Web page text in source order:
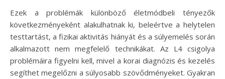
Ezek a problémák különböző életmódbeli tényezők
következményeként alakulhatnak ki, beleértve a helytelen
testtartást, a fizikai aktivitás hiányát és a súlyemelés során
alkalmazott nem megfelelő technikákat. Az L4 csigolya
problémáira figyelni kell, mivel a korai diagnózis és kezelés
segíthet megelőzni a súlyosabb szövődményeket. Gyakran